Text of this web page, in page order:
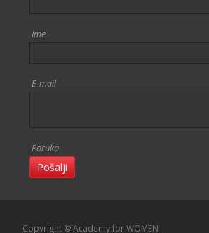
Ime
E-mail
Poruka
Pošalji
Copyright © Academy for WOMEN